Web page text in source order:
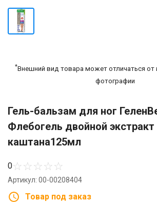
*Внешний вид товара может отличаться от
фотографии
Гель-бальзам для ног
Флебогель двойной экстракт
каштана125мл
0☆☆☆☆☆
Артикул: 00-00208404
Товар под заказ